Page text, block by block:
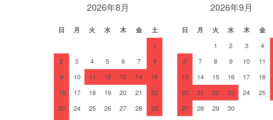
2026年8月
日 月 火 水 木 金
土
1
2
3 4 5 6 7
8
9
10 11 12 13 14
15
16
17 18 19 20 21
22
23
24 25 26 27 28
29
2026年9月
日 月 火 水 木 金
1
2 3 4
6
7 8 9 10 11
13
14 15 16 17 18
20
21 22 23 24 25
27
28 29 30